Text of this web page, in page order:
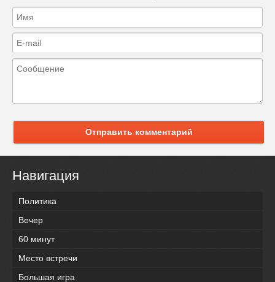
Отправить комментарий
Навигация
Политика
Вечер
60 минут
Место встречи
Большая игра